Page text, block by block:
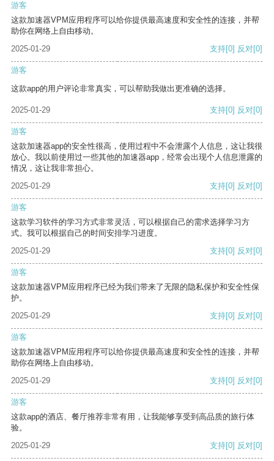
游客
这款加速器VPM应用程序可以给你提供最高速度和安全性的连接，并帮
助你在网络上自由移动。
2025-01-29
支持[0] 反对[0]
游客
这款app的用户评论非常真实，可以帮助我做出更准确的选择。
2025-01-29 支持[0] 反对[0]
游客
这款加速器app的安全性很高，使用过程中不会泄露个人信息，这让我很
放心。我以前使用过一些其他的加速器app，经常会出现个人信息泄露的
情况，这让我非常担心。
2025-01-29
支持[0] 反对[0]
游客
这款学习软件的学习方式非常灵活，可以根据自己的需求选择学习方
式。我可以根据自己的时间安排学习进度。
2025-01-29
支持[0] 反对[0]
游客
这款加速器VPM应用程序已经为我们带来了无限的隐私保护和安全性保
护。
2025-01-29
支持[0] 反对[0]
游客
这款加速器VPM应用程序可以给你提供最高速度和安全性的连接，并帮
助你在网络上自由移动。
2025-01-29
支持[0] 反对[0]
游客
这款app的酒店、餐厅推荐非常有用，让我能够享受到高品质的旅行体
验。
2025-01-29
支持[0] 反对[0]